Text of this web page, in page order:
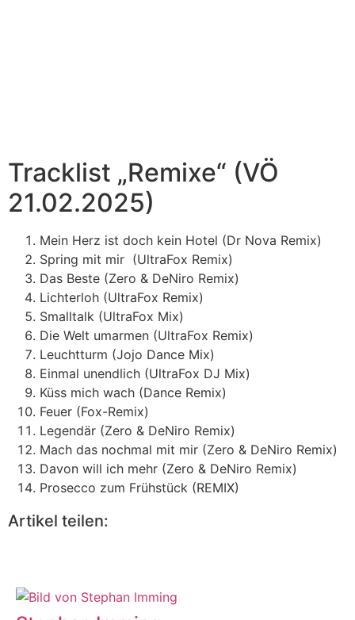
Tracklist „Remixe“ (VÖ
21.02.2025)
Mein Herz ist doch kein Hotel (Dr Nova Remix)
Spring mit mir (UltraFox Remix)
Das Beste (Zero & DeNiro Remix)
Lichterloh (UltraFox Remix)
Smalltalk (UltraFox Mix)
Die Welt umarmen (UltraFox Remix)
Leuchtturm (Jojo Dance Mix)
Einmal unendlich (UltraFox DJ Mix)
Küss mich wach (Dance Remix)
Feuer (Fox-Remix)
Legendär (Zero & DeNiro Remix)
Mach das nochmal mit mir (Zero & DeNiro Remix)
Davon will ich mehr (Zero & DeNiro Remix)
Prosecco zum Frühstück (REMIX)
Artikel teilen: